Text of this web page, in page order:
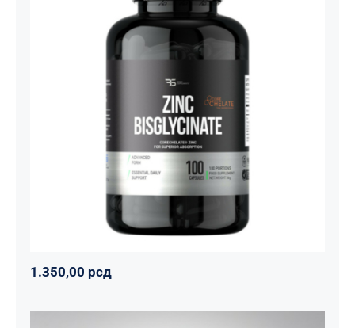
Cink Bisglicinat 20 mg – Zinc
Bisglycinate CoreChelate®, 100
kapsula
Basic supplements Svi proizvodi Vitaminko
1.350,00рсд
1.350,00 рсд